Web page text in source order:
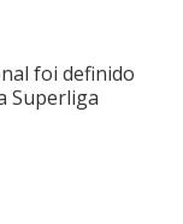
foi definido
Superliga